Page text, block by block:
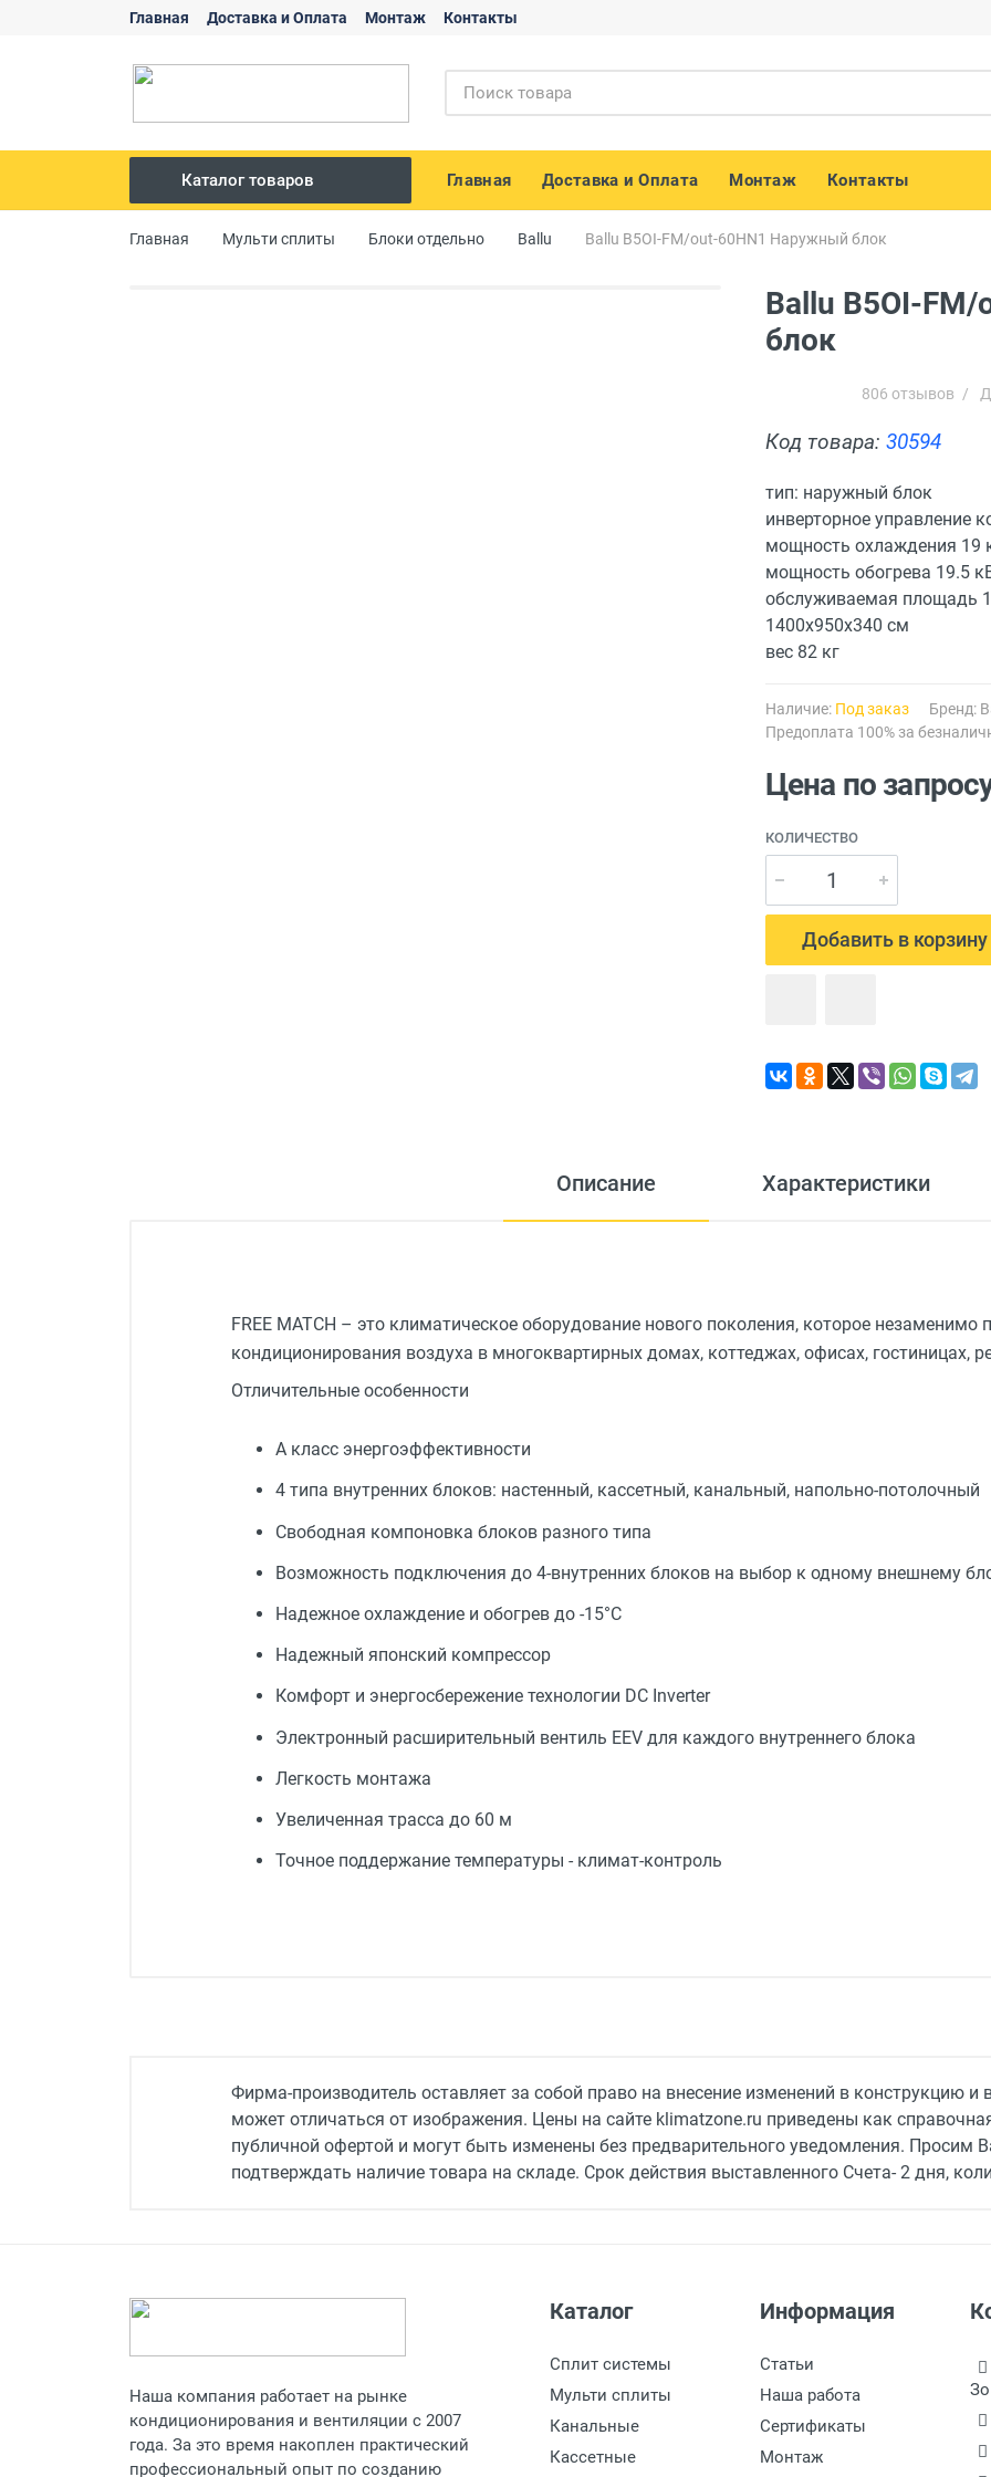
Главная Доставка и Оплата Монтаж Контакты
Сплит системы
Каталог товаров Главная Доставка и Оплата Монтаж Контакты
Главная Мульти сплиты Блоки отдельно Ballu Ballu B5OI-FM/out-60HN1 Наружный блок
Ballu B5OI-
блок
806 отзывов /
Код товара: 30594
тип: наружный блок
инверторное управление
мощность охлаждения 19
мощность обогрева 19.5
обслуживаемая площадь
1400х950х340 см
вес 82 кг
Наличие: Под заказ Бренд:
Предоплата 100% за
Цена по
КОЛИЧЕСТВО
Добавить в корзину
Описание Характеристики
FREE MATCH – это климатическое оборудование нового поколения, которое незаменимо
кондиционирования воздуха в многоквартирных домах, коттеджах, офисах, гостиницах,
Отличительные особенности
А класс энергоэффективности
4 типа внутренних блоков: настенный, кассетный, канальный, напольно-потолочный
Свободная компоновка блоков разного типа
Возможность подключения до 4-внутренних блоков на выбор к одному внешнему
Надежное охлаждение и обогрев до -15°C
Надежный японский компрессор
Комфорт и энергосбережение технологии DC Inverter
Электронный расширительный вентиль EEV для каждого внутреннего блока
Легкость монтажа
Увеличенная трасса до 60 м
Точное поддержание температуры - климат-контроль
Потребляемая мощность
при охлаждении
5.4 кВт
Максимальная температура
24 °C
Максимальная температура
Минимальная температура
Диаметр газовой трубы
Фирма-производитель оставляет за собой право на внесение изменений в конструкцию
может отличаться от изображения. Цены на сайте klimatzone.ru приведены как
публичной офертой и могут быть изменены без предварительного уведомления. Просим
подтверждать наличие товара на складе. Срок действия выставленного Счета- 2 дня,
Наша компания работает на рынке
кондиционирования и вентиляции с 2007
года. За это время накоплен практический
профессиональный опыт по созданию
Каталог
Сплит системы
Мульти сплиты
Канальные
Кассетные
Информация
Статьи
Наша работа
Сертификаты
Монтаж